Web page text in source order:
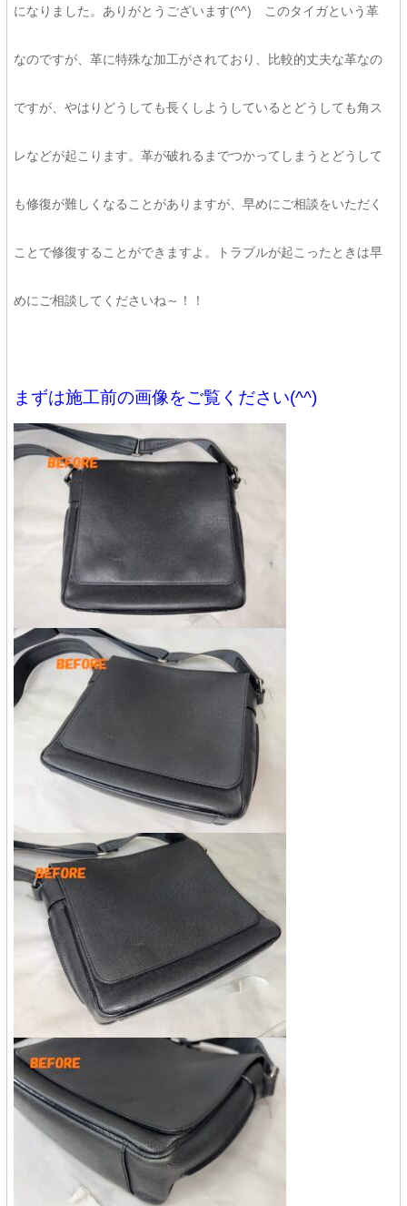
になりました。ありがとうございます(^^) このタイガという革
なのですが、革に特殊な加工がされており、比較的丈夫な革なの
ですが、やはりどうしても長くしようしているとどうしても角ス
レなどが起こります。革が破れるまでつかってしまうとどうして
も修復が難しくなることがありますが、早めにご相談をいただく
ことで修復することができますよ。トラブルが起こったときは早
めにご相談してくださいね～！！
まずは施工前の画像をご覧ください(^^)